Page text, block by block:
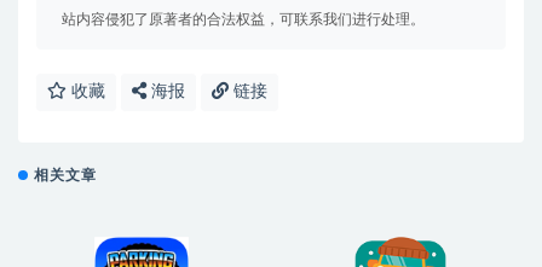
站内容侵犯了原著者的合法权益，可联系我们进行处理。
收藏 海报 链接
相关文章